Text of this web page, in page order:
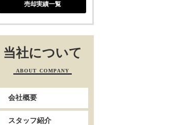
売却実績一覧
当社について
ABOUT COMPANY
会社概要
スタッフ紹介